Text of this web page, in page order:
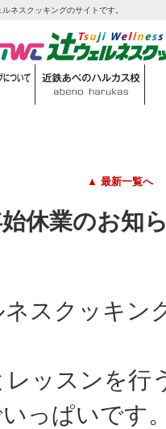
ネスクッキングのサイトです。
▲ 最新一覧へ
休業のお知
スクッキン
レッスンを行
っぱいです